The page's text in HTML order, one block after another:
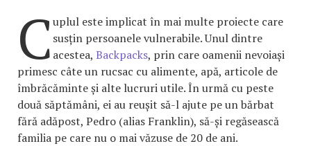
Cuplul este implicat în mai multe proiecte care
susțin persoanele vulnerabile. Unul dintre
acestea, Backpacks, prin care oamenii nevoiași
primesc câte un rucsac cu alimente, apă, articole de
îmbrăcăminte și alte lucruri utile. În urmă cu peste
două săptămâni, ei au reușit să-l ajute pe un bărbat
fără adăpost, Pedro (alias Franklin), să-și regăsească
familia pe care nu o mai văzuse de 20 de ani.